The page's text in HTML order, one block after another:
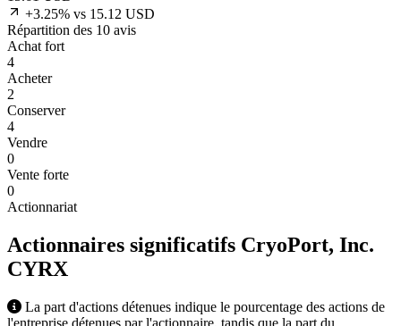
+3.25% vs 15.12 USD
Répartition des 10 avis
Achat fort
4
Acheter
2
Conserver
4
Vendre
0
Vente forte
0
Actionnariat
Actionnaires significatifs CryoPort, Inc.
CYRX
La part d'actions détenues indique le pourcentage des actions de
l'entreprise détenues par l'actionnaire, tandis que la part du